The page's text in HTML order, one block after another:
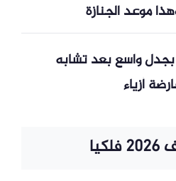
موعد الجنازة
واسع بعد تشابه
أزياء